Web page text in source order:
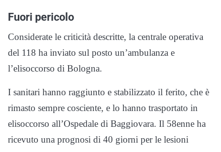
Fuori pericolo
Considerate le criticità descritte, la centrale operativa
del 118 ha inviato sul posto un’ambulanza e
l’elisoccorso di Bologna.
I sanitari hanno raggiunto e stabilizzato il ferito, che è
rimasto sempre cosciente, e lo hanno trasportato in
elisoccorso all’Ospedale di Baggiovara. Il 58enne ha
ricevuto una prognosi di 40 giorni per le lesioni